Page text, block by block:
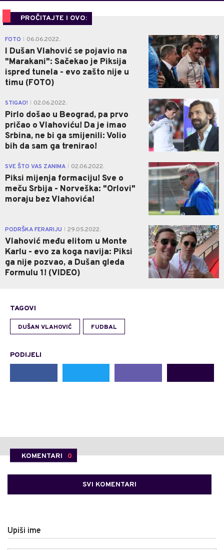
PROČITAJTE I OVO:
FOTO 06.06.2022.
I Dušan Vlahović se pojavio na
"Marakani": Sačekao je Piksija
ispred tunela - evo zašto nije u
timu (FOTO)
0
STIGAO! 02.06.2022.
Pirlo došao u Beograd, pa prvo
pričao o Vlahoviću! Da je imao
Srbina, ne bi ga smijenili: Volio
bih da sam ga trenirao!
SVE ŠTO VAS ZANIMA 02.06.2022.
Piksi mijenja formaciju! Sve o
meču Srbija - Norveška: "Orlovi"
moraju bez Vlahovića!
0
PODRŠKA FERARIJU 29.05.2022.
Vlahović među elitom u Monte
Karlu - evo za koga navija: Piksi
ga nije pozvao, a Dušan gleda
Formulu 1! (VIDEO)
0
TAGOVI
DUŠAN VLAHOVIĆ FUDBAL
PODIJELI
KOMENTARI 0
SVI KOMENTARI
Upiši ime